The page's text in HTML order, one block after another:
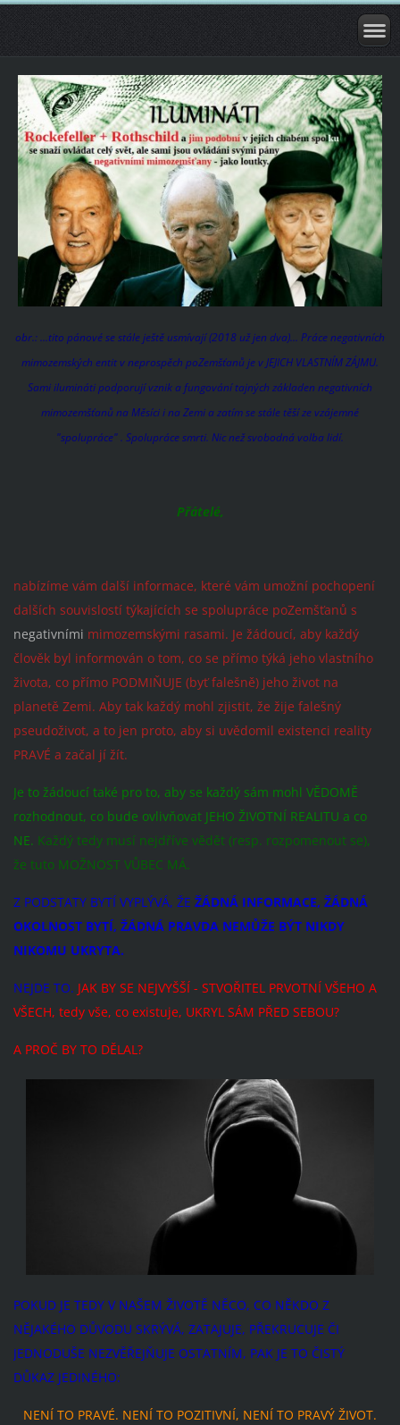
obr.: ...tito pánové se stále ještě usmívají (2018 už jen dva)... Práce negativních
mimozemských entit v neprospěch poZemšťanů je v JEJICH VLASTNÍM ZÁJMU.
Sami ilumináti podporují vznik a fungování tajných základen negativních
mimozemšťanů na Měsíci i na Zemi a zatím se stále těší ze vzájemné
"spolupráce" . Spolupráce smrti. Nic než svobodná volba lidí.
Přátelé,
nabízíme vám další informace, které vám umožní pochopení
dalších souvislostí týkajících se spolupráce poZemšťanů s
negativními mimozemskými rasami. Je žádoucí, aby každý
člověk byl informován o tom, co se přímo týká jeho vlastního
života, co přímo PODMIŇUJE (byť falešně) jeho život na
planetě Zemi. Aby tak každý mohl zjistit, že žije falešný
pseudoživot, a to jen proto, aby si uvědomil existenci reality
PRAVÉ a začal jí žít.
Je to žádoucí také pro to, aby se každý sám mohl VĚDOMĚ
rozhodnout, co bude ovlivňovat JEHO ŽIVOTNÍ REALITU a co
NE. Každý tedy musí nejdříve vědět (resp. rozpomenout se),
že tuto MOŽNOST VŮBEC MÁ.
Z PODSTATY BYTÍ VYPLÝVÁ, ŽE ŽÁDNÁ INFORMACE, ŽÁDNÁ
OKOLNOST BYTÍ, ŽÁDNÁ PRAVDA NEMŮŽE BÝT NIKDY
NIKOMU UKRYTA.
NEJDE TO. JAK BY SE NEJVYŠŠÍ - STVOŘITEL PRVOTNÍ VŠEHO A
VŠECH, tedy vše, co existuje, UKRYL SÁM PŘED SEBOU?
A PROČ BY TO DĚLAL?
POKUD JE TEDY V NAŠEM ŽIVOTĚ NĚCO, CO NĚKDO Z
NĚJAKÉHO DŮVODU SKRÝVÁ, ZATAJUJE, PŘEKRUCUJE ČI
JEDNODUŠE NEZVĚŘEJŇUJE OSTATNÍM, PAK JE TO ČISTÝ
DŮKAZ JEDINÉHO:
NENÍ TO PRAVÉ. NENÍ TO POZITIVNÍ, NENÍ TO PRAVÝ ŽIVOT.